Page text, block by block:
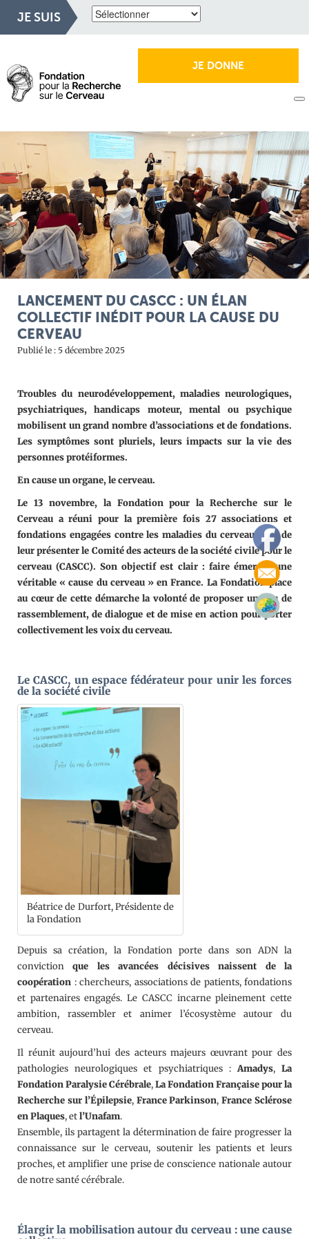
JE SUIS
JE DONNE
LANCEMENT DU CASCC : UN ÉLAN
COLLECTIF INÉDIT POUR LA CAUSE DU
CERVEAU
Publié le : 5 décembre 2025
Troubles du neurodéveloppement, maladies neurologiques,
psychiatriques, handicaps moteur, mental ou psychique
mobilisent un grand nombre d’associations et de fondations.
Les symptômes sont pluriels, leurs impacts sur la vie des
personnes protéiformes.
En cause un organe, le cerveau.
Le 13 novembre, la Fondation pour la Recherche sur le
Cerveau a réuni pour la première fois 27 associations et
fondations engagées contre les maladies du cerveau, afin de
leur présenter le Comité des acteurs de la société civile pour le
cerveau (CASCC). Son objectif est clair : faire émerger une
véritable « cause du cerveau » en France. La Fondation place
au cœur de cette démarche la volonté de proposer un lieu de
rassemblement, de dialogue et de mise en action pour porter
collectivement les voix du cerveau.
Le CASCC, un espace fédérateur pour unir les forces
de la société civile
Béatrice de Durfort, Présidente de
la Fondation
Depuis sa création, la Fondation porte dans son ADN la
convictionque les avancées décisives naissent de la
coopération : chercheurs, associations de patients, fondations
et partenaires engagés. Le CASCC incarne pleinement cette
ambition, rassembler et animer l’écosystème autour du
cerveau.
Il réunit aujourd’hui des acteurs majeurs œuvrant pour des
pathologies neurologiques et psychiatriques :Amadys,La
Fondation Paralysie Cérébrale,La Fondation Française pour la
Recherche sur l’Épilepsie, France Parkinson,France Sclérose
en Plaques, etl’Unafam.
Ensemble, ils partagent la détermination de faire progresser la
connaissance sur le cerveau, soutenir les patients et leurs
proches, et amplifier une prise de conscience nationale autour
de notre santé cérébrale.
Élargir la mobilisation autour du cerveau : une cause